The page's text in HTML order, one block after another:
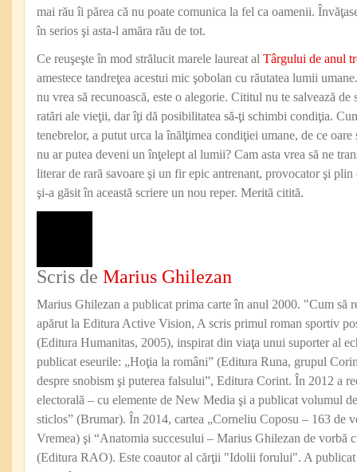
mai rău îi părea că nu poate comunica la fel ca oamenii.
în serios şi asta-l amăra rău de tot.
Ce reuşeşte în mod strălucit marele laureat al Târgului de anul
amestece tandreţea acestui mic şobolan cu răutatea lumii
nu vrea să recunoască, este o alegorie. Cititul nu te salvează
ratări ale vieţii, dar îţi dă posibilitatea să-ţi schimbi condiţia.
tenebrelor, a putut urca la înălţimea condiţiei umane, de ce
nu ar putea deveni un înţelept al lumii? Cam asta vrea să ne
literar de rară savoare şi un fir epic antrenant, provocator şi
şi-a găsit în această scriere un nou reper. Merită citită.
Scris de Marius Ghilezan
Marius Ghilezan a publicat prima carte în anul 2000. "Cum să
apărut la Editura Active Vision, A scris primul roman sportiv
(Editura Humanitas, 2005), inspirat din viaţa unui suporter al
publicat eseurile: „Hoţia la români” (Editura Runa, grupul
despre snobism şi puterea falsului”, Editura Corint. În 2012 a
electorală – cu elemente de New Media şi a publicat volumul
sticlos” (Brumar). În 2014, cartea „Corneliu Coposu – 163 de
Vremea) şi “Anatomia succesului – Marius Ghilezan de vorbă
(Editura RAO). Este coautor al cărţii "Idolii forului". A publicat